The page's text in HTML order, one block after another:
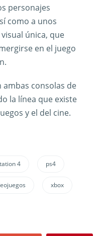
personajes
como a unos
única, que
en el juego
ambas consolas de
la línea que existe
y el del cine.
4 ps4
xbox